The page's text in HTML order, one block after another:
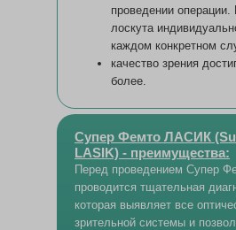
проведении
лоскута
каждом конкретном
качество зрения
более.
Супер Фемто ЛАСИК
LASIK) - преимущества:
Перед проведением Супер
проводится тщательная
которая выявляет все
зрительной системы и